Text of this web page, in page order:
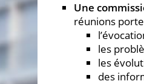
Une
réunions
les
les
des